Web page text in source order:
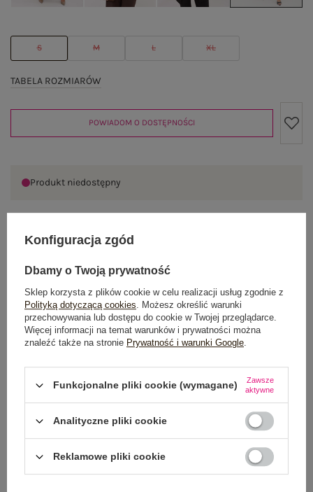
S M L XL
TABELA ROZMIARÓW
POWIADOM O DOSTĘPNOŚCI
Produkt niedostępny
OPIS PRODUKTU
GŁÓWNE PARAMETRY
OPINIE O PRODUKCIE (2)
WYSYŁKA I DOSTAWA
PRODUKTY ZE STYLIZACJI
Konfiguracja zgód
Dbamy o Twoją prywatność
Sklep korzysta z plików cookie w celu realizacji usług zgodnie z
Polityką dotyczącą cookies. Możesz określić warunki
przechowywania lub dostępu do cookie w Twojej przeglądarce.
Więcej informacji na temat warunków i prywatności można
znaleźć także na stronie Prywatność i warunki Google.
Funkcjonalne pliki cookie (wymagane)
Zawsze
aktywne
Analityczne pliki cookie
Reklamowe pliki cookie